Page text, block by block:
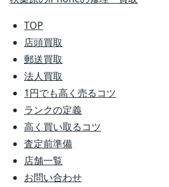
TOP
店頭買取
郵送買取
法人買取
1円でも高く売るコツ
ランクの定義
高く買い取るコツ
査定前準備
店舗一覧
お問い合わせ